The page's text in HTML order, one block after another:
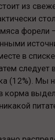
из
форели
в
(12%). Мы
корма